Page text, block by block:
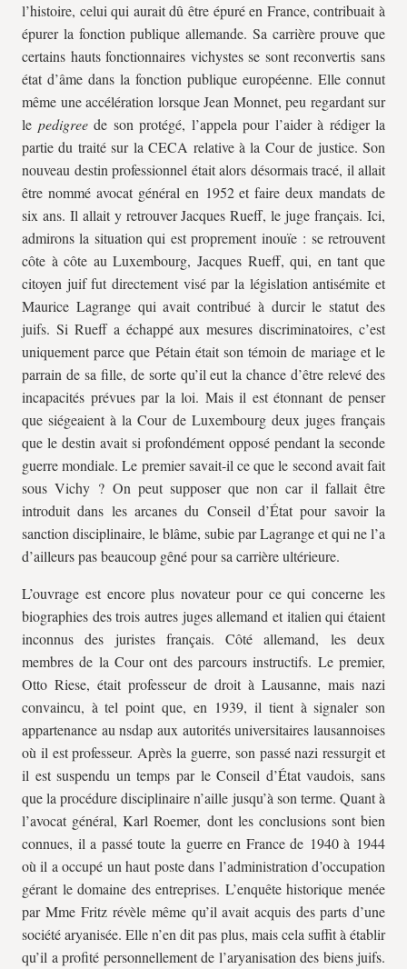
l’histoire, celui qui aurait dû être épuré en France, contribuait à
épurer la fonction publique allemande. Sa carrière prouve que
certains hauts fonctionnaires vichystes se sont reconvertis sans
état d’âme dans la fonction publique européenne. Elle connut
même une accélération lorsque Jean Monnet, peu regardant sur
le pedigreede son protégé, l’appela pour l’aider à rédiger la
partie du traité sur la CECA relative à la Cour de justice. Son
nouveau destin professionnel était alors désormais tracé, il allait
être nommé avocat général en 1952 et faire deux mandats de
six ans. Il allait y retrouver Jacques Rueff, le juge français. Ici,
admirons la situation qui est proprement inouïe : se retrouvent
côte à côte au Luxembourg, Jacques Rueff, qui, en tant que
citoyen juif fut directement visé par la législation antisémite et
Maurice Lagrange qui avait contribué à durcir le statut des
juifs. Si Rueff a échappé aux mesures discriminatoires, c’est
uniquement parce que Pétain était son témoin de mariage et le
parrain de sa fille, de sorte qu’il eut la chance d’être relevé des
incapacités prévues par la loi. Mais il est étonnant de penser
que siégeaient à la Cour de Luxembourg deux juges français
que le destin avait si profondément opposé pendant la seconde
guerre mondiale. Le premier savait-il ce que le second avait fait
sous Vichy ? On peut supposer que non car il fallait être
introduit dans les arcanes du Conseil d’État pour savoir la
sanction disciplinaire, le blâme, subie par Lagrange et qui ne l’a
d’ailleurs pas beaucoup gêné pour sa carrière ultérieure.
L’ouvrage est encore plus novateur pour ce qui concerne les
biographies des trois autres juges allemand et italien qui étaient
inconnus des juristes français. Côté allemand, les deux
membres de la Cour ont des parcours instructifs. Le premier,
Otto Riese, était professeur de droit à Lausanne, mais nazi
convaincu, à tel point que, en 1939, il tient à signaler son
appartenance aunsdap aux autorités universitaires lausannoises
où il est professeur. Après la guerre, son passé nazi ressurgit et
il est suspendu un temps par le Conseil d’État vaudois, sans
que la procédure disciplinaire n’aille jusqu’à son terme. Quant à
l’avocat général, Karl Roemer, dont les conclusions sont bien
connues, il a passé toute la guerre en France de 1940 à 1944
où il a occupé un haut poste dans l’administration d’occupation
gérant le domaine des entreprises. L’enquête historique menée
par Mme Fritz révèle même qu’il avait acquis des parts d’une
société aryanisée. Elle n’en dit pas plus, mais cela suffit à établir
qu’il a profité personnellement de l’aryanisation des biens juifs.